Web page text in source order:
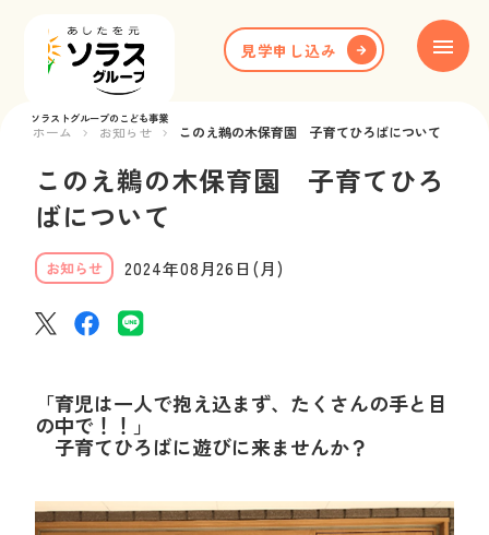
ソラストグループのこども事業
見学申し込み
ホーム
ブランド紹介
保育園一覧
新卒採用
ホーム お知らせ このえ鵜の木保育園 子育てひろばについて
このえ鵜の木保育園 子育てひろ
ばについて
お知らせ 2024年08月26日(月)
「育児は一人で抱え込まず、たくさんの手と目
の中で！！」
子育てひろばに遊びに来ませんか？